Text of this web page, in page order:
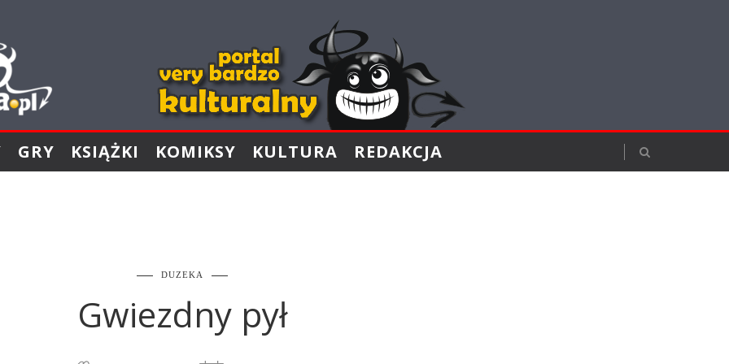
GRY KSIĄŻKI KOMIKSY KULTURA REDAKCJA
DUZEKA
Gwiezdny pył